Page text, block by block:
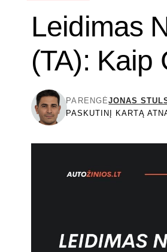
Leidimas
(TA): Kaip
PASKUTINĮ KARTĄ
PARENGĖJONAS